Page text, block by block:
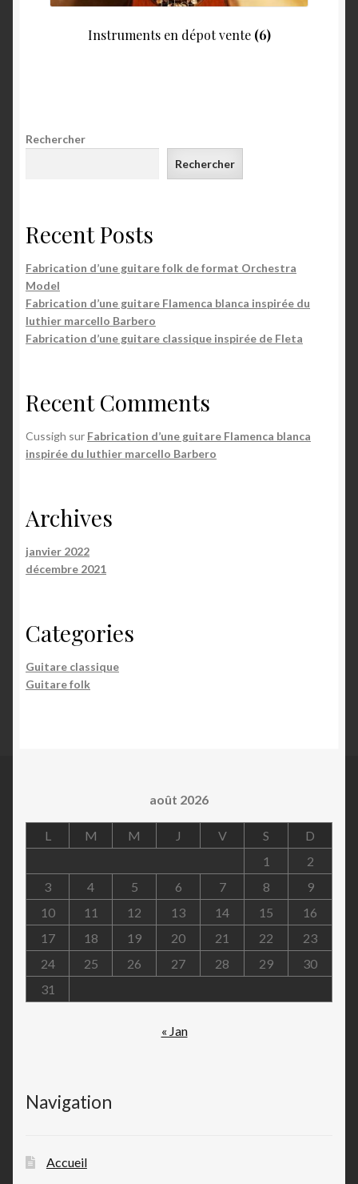
Instruments en dépot vente (6)
Rechercher
Rechercher
Recent Posts
Fabrication d’une guitare folk de format Orchestra
Model
Fabrication d’une guitare Flamenca blanca inspirée du
luthier marcello Barbero
Fabrication d’une guitare classique inspirée de Fleta
Recent Comments
Cussigh sur Fabrication d’une guitare Flamenca blanca
inspirée du luthier marcello Barbero
Archives
janvier 2022
décembre 2021
Categories
Guitare classique
Guitare folk
août 2026
L M M J V S
D
1
2
3
4 5 6 7 8
9
10
11 12 13 14 15
16
17
18 19 20 21 22
23
24
25 26 27 28 29
30
31
« Jan
Navigation
Accueil